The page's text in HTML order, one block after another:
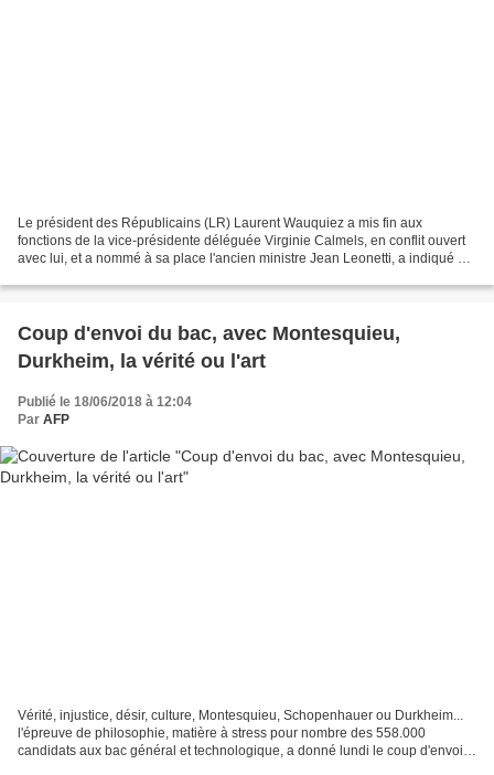
Le président des Républicains (LR) Laurent Wauquiez a mis fin aux
fonctions de la vice-présidente déléguée Virginie Calmels, en conflit ouvert
avec lui, et a nommé à sa place l'ancien ministre Jean Leonetti, a indiqué à
Coup d'envoi du bac, avec Montesquieu,
Durkheim, la vérité ou l'art
Publié le 18/06/2018 à 12:04
Par AFP
Vérité, injustice, désir, culture, Montesquieu, Schopenhauer ou Durkheim...
l'épreuve de philosophie, matière à stress pour nombre des 558.000
candidats aux bac général et technologique, a donné lundi le coup d'envoi